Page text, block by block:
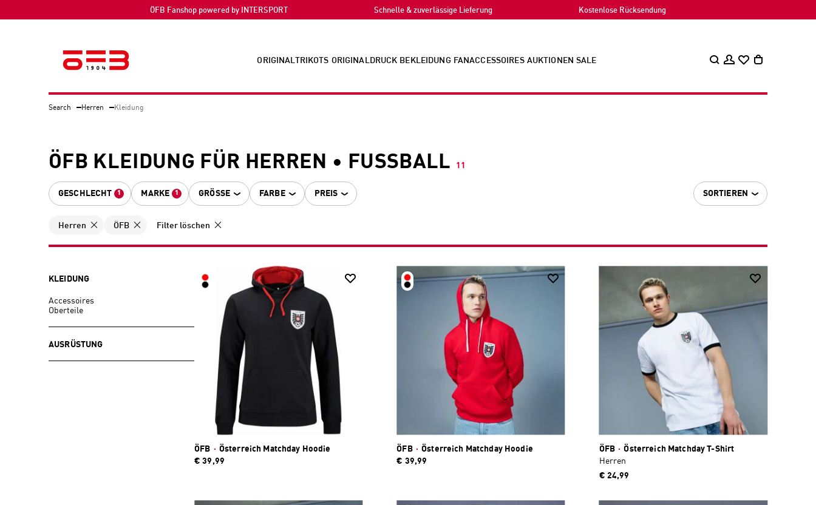
ÖFB Fanshop powered by INTERSPORT Schnelle & zuverlässige Lieferung Kostenlose Rücksendung
ORIGINALTRIKOTS ORIGINALDRUCK BEKLEIDUNG FANACCESSOIRES AUKTIONEN SALE
Search Herren Kleidung
ÖFB KLEIDUNG FÜR HERREN • FUSSBALL 11
GESCHLECHT 1 MARKE 1 GRÖSSE FARBE PREIS SORTIEREN
Herren ÖFB Filter löschen
KLEIDUNG
Accessoires
Oberteile
AUSRÜSTUNG
ÖFB · Österreich Matchday Hoodie
€ 39,99
ÖFB · Österreich Matchday Hoodie
€ 39,99
ÖFB · Österreich Matchday T-Shirt
Herren
€ 24,99